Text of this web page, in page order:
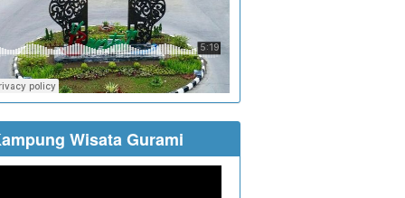
Wisata Gurami